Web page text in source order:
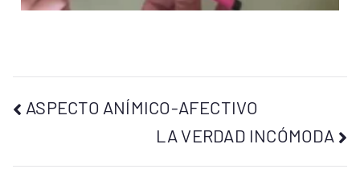
ASPECTO ANÍMICO-AFECTIVO
LA VERDAD INCÓMODA